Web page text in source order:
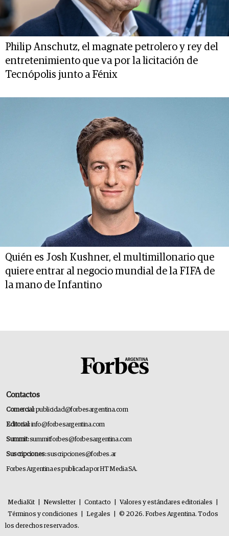
Philip Anschutz, el magnate petrolero y rey del
entretenimiento que va por la licitación de
Tecnópolis junto a Fénix
Quién es Josh Kushner, el multimillonario que
quiere entrar al negocio mundial de la FIFA de
la mano de Infantino
Contactos
Comercial:publicidad@forbesargentina.com
Editorial:info@forbesargentina.com
Summit:summitforbes@forbesargentina.com
Suscripciones:suscripciones@forbes.ar
Forbes Argentina es publicada por HT Media SA.
MediaKit Newsletter Contacto Valores y estándares editoriales
Términos y condiciones
Legales
© 2026. Forbes Argentina. Todos
los derechos reservados.